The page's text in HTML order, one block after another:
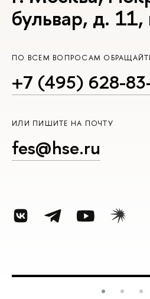
бульвар, д.
ПО ВСЕМ ВОПРОСАМ
+7 (495) 628-
ИЛИ ПИШИТЕ НА ПОЧТУ
fes@hse.ru